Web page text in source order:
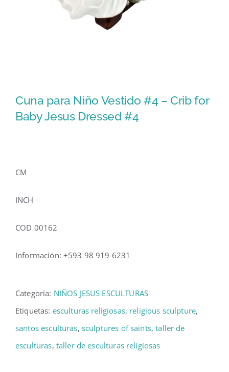
Cuna para Niño Vestido #4 – Crib for
Baby Jesus Dressed #4
CM
INCH
COD 00162
Información: +593 98 919 6231
Categoría: NIÑOS JESUS ESCULTURAS
Etiquetas: esculturas religiosas, religious sculpture,
santos esculturas, sculptures of saints,taller de
esculturas, taller de esculturas religiosas